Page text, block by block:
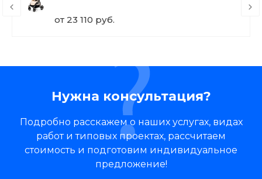
от 23 110 руб.
Нужна консультация?
Подробно расскажем о наших услугах, видах
работ и типовых проектах, рассчитаем
стоимость и подготовим индивидуальное
предложение!